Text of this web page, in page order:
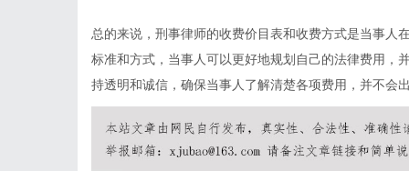
总的来说，刑事律师的收费价目表和收费方式是当事人
标准和方式，当事人可以更好地规划自己的法律费用，
持透明和诚信，确保当事人了解清楚各项费用，并不会